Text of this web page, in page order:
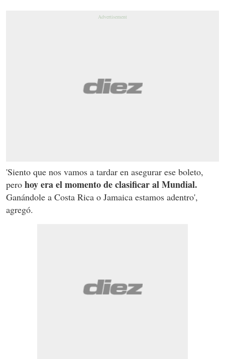
'Siento que nos vamos a tardar en asegurar ese boleto,
pero hoy era el momento de clasificar al Mundial.
Ganándole a Costa Rica o Jamaica estamos adentro',
agregó.